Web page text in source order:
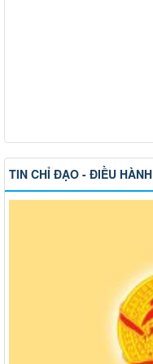
TIN CHỈ ĐẠO - ĐIỀU HÀNH